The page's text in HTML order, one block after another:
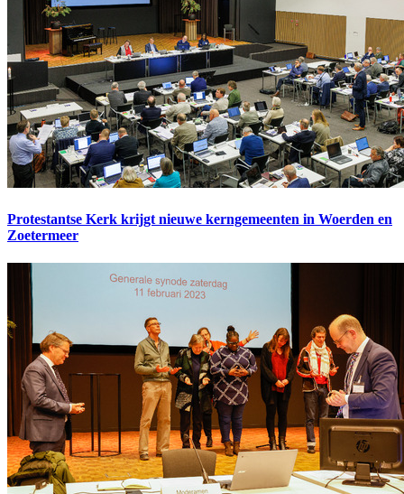
Protestantse Kerk krijgt nieuwe kerngemeenten in Woerden en
Zoetermeer